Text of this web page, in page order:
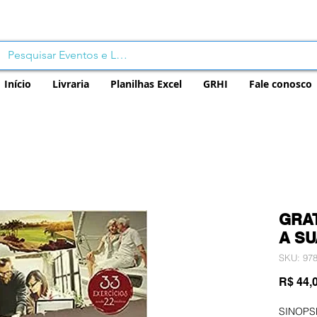
Início Livraria Planilhas Excel GRHI Fale conosco
A
SKU:
R$